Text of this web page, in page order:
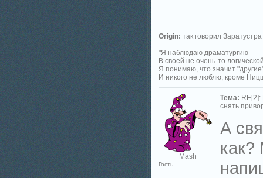
Origin: так говорил Заратустра
"Я наблюдаю драматургию
В своей не очень-то
Я понимаю, что значит
И никого не люблю, кроме
Mash
Гость
Тема: RE[2]:
снять
А